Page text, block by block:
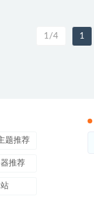
1/4 1
题推荐
推荐